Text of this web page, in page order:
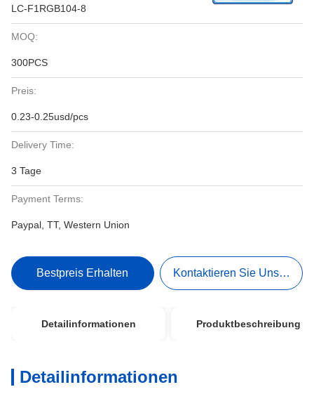
LC-F1RGB104-8
MOQ:
300PCS
Preis:
0.23-0.25usd/pcs
Delivery Time:
3 Tage
Payment Terms:
Paypal, TT, Western Union
Bestpreis Erhalten Kontaktieren Sie Uns Jetzt
Detailinformationen Produktbeschreibung
Detailinformationen